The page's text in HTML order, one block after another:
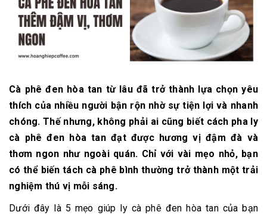
Cà phê đen hòa tan từ lâu đã trở thành lựa chọn yêu
thích của nhiều người bận rộn nhờ sự tiện lợi và nhanh
chóng. Thế nhưng, không phải ai cũng biết cách pha ly
cà phê đen hòa tan đạt được hương vị đậm đà và
thơm ngon như ngoài quán. Chỉ với vài mẹo nhỏ, bạn
có thể biến tách cà phê bình thường trở thành một trải
nghiệm thú vị mỗi sáng.
Dưới đây là 5 mẹo giúp ly cà phê đen hòa tan của bạn